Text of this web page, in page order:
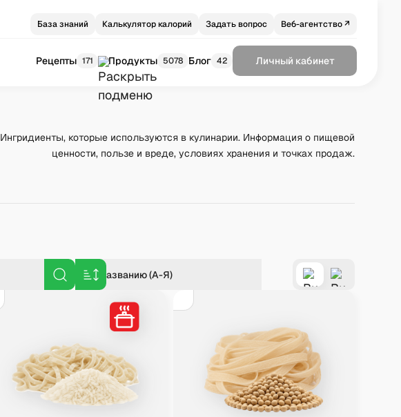
База знаний Калькулятор калорий Задать вопрос Веб-агентство ↗
Рецепты 171 Продукты 5078 Блог 42 Личный кабинет
Ингридиенты, которые используются в кулинарии. Информация о пищевой
ценности, пользе и вреде, условиях хранения и точках продаж.
По названию (А-Я)